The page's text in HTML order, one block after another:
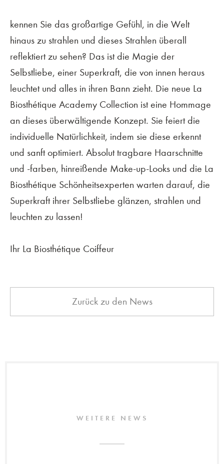
kennen Sie das großartige Gefühl, in die Welt
hinaus zu strahlen und dieses Strahlen überall
reflektiert zu sehen? Das ist die Magie der
Selbstliebe, einer Superkraft, die von innen heraus
leuchtet und alles in ihren Bann zieht. Die neue La
Biosthétique Academy Collection ist eine Hommage
an dieses überwältigende Konzept. Sie feiert die
individuelle Natürlichkeit, indem sie diese erkennt
und sanft optimiert. Absolut tragbare Haarschnitte
und -farben, hinreißende Make-up-Looks und die La
Biosthétique Schönheitsexperten warten darauf, die
Superkraft ihrer Selbstliebe glänzen, strahlen und
leuchten zu lassen!
Ihr La Biosthétique Coiffeur
Zurück zu den News
WEITERE NEWS